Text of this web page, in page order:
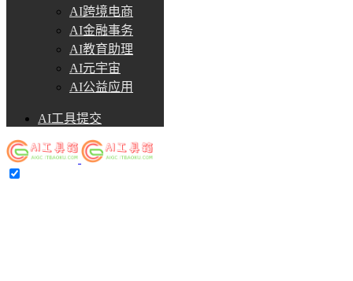
AI跨境电商
AI金融事务
AI教育助理
AI元宇宙
AI公益应用
AI工具提交